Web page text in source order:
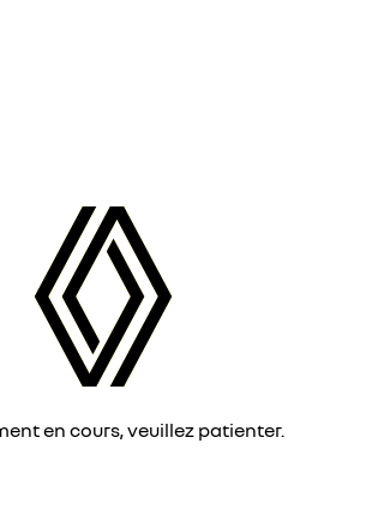
en cours, veuillez patienter.